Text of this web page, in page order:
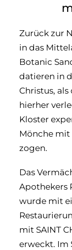
Zurück zur
in das
Botanic
datieren in
Christus,
hierher
Kloster
Mönche mit
zogen.
Das
Apothekers
wurde mit
mit SAINT
erweckt. Im